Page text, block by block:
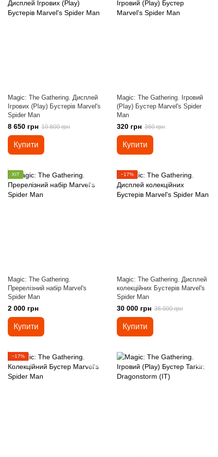
Magic: The Gathering. Дисплей
Ігрових (Play) Бустерів Marvel's
Spider Man
8 650 грн 10 800 грн
Купити
Magic: The Gathering. Ігровий
(Play) Бустер Marvel's Spider
Man
320 грн 360 грн
Купити
ХІТ
Magic: The Gathering.
Пререлізний набір Marvel's
Spider Man
2 000 грн
Купити
−17%
Magic: The Gathering. Дисплей
колекційних Бустерів Marvel's
Spider Man
30 000 грн 36 000 грн
Купити
−17%